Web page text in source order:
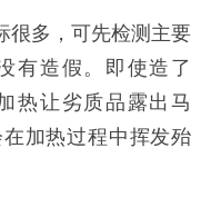
很多，可先检测主要
有造假。即使造了
热让劣质品露出马
加热过程中挥发殆